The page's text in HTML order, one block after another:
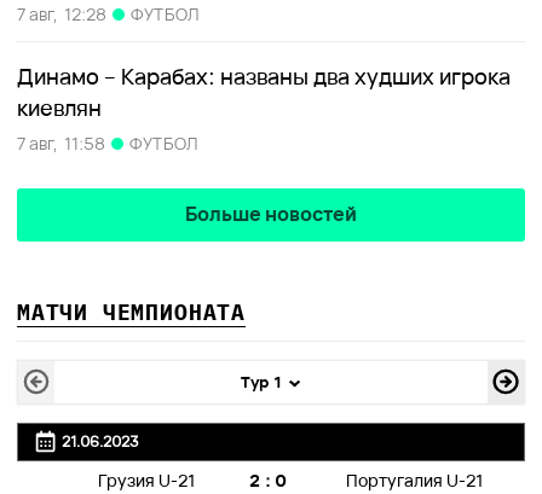
7 авг, 12:28 ФУТБОЛ
Динамо – Карабах: названы два худших игрока
киевлян
7 авг, 11:58 ФУТБОЛ
Больше новостей
МАТЧИ ЧЕМПИОНАТА
Тур 1
21.06.2023
Грузия U-21 2:0
Португалия U-21